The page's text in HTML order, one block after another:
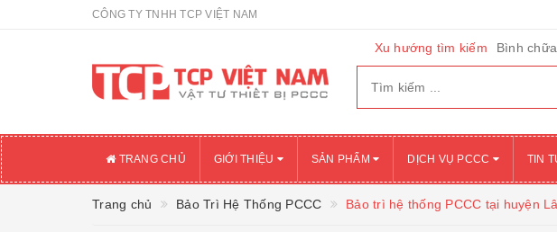
CÔNG TY TNHH TCP VIỆT NAM
Xu hướng tìm kiếm Bình
TRANG CHỦ GIỚI THIỆU SẢN PHẨM DỊCH VỤ PCCC TIN
Trang chủ Bảo Trì Hệ Thống PCCC Bảo trì hệ thống PCCC tại huyện